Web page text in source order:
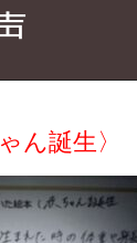
ん誕生〉